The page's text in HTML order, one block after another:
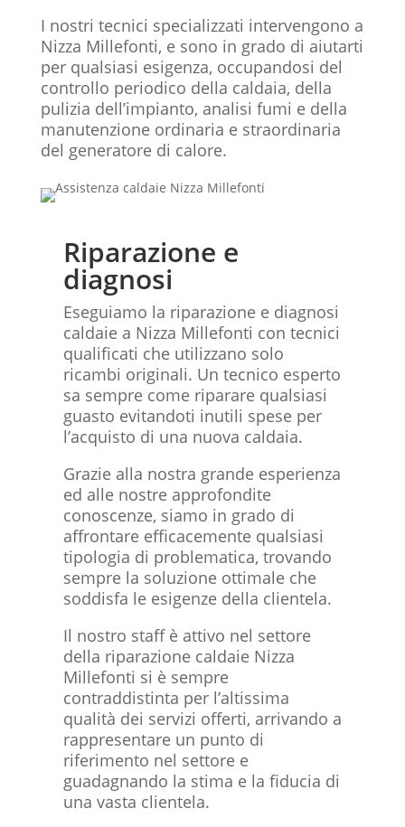
I nostri tecnici specializzati intervengono a
Nizza Millefonti, e sono in grado di aiutarti
per qualsiasi esigenza, occupandosi del
controllo periodico della caldaia, della
pulizia dell’impianto, analisi fumi e della
manutenzione ordinaria e straordinaria
del generatore di calore.
Riparazione e
diagnosi
Eseguiamo la riparazione e diagnosi
caldaie a Nizza Millefonti con tecnici
qualificati che utilizzano solo
ricambi originali. Un tecnico esperto
sa sempre come riparare qualsiasi
guasto evitandoti inutili spese per
l’acquisto di una nuova caldaia.
Grazie alla nostra grande esperienza
ed alle nostre approfondite
conoscenze, siamo in grado di
affrontare efficacemente qualsiasi
tipologia di problematica, trovando
sempre la soluzione ottimale che
soddisfa le esigenze della clientela.
Il nostro staff è attivo nel settore
della riparazione caldaie Nizza
Millefonti si è sempre
contraddistinta per l’altissima
qualità dei servizi offerti, arrivando a
rappresentare un punto di
riferimento nel settore e
guadagnando la stima e la fiducia di
una vasta clientela.